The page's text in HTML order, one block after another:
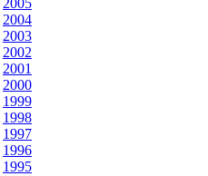
2005
2004
2003
2002
2001
2000
1999
1998
1997
1996
1995